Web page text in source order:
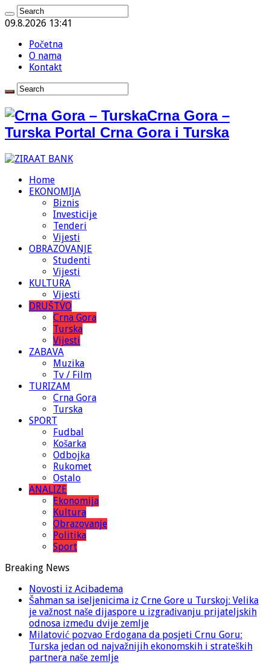
09.8.2026 13:41
Početna
O nama
Kontakt
Crna Gora –
Turska Portal Crna Gora i Turska
Home
EKONOMIJA
Biznis
Investicije
Tenderi
Vijesti
OBRAZOVANJE
Studenti
Vijesti
KULTURA
Vijesti
DRUŠTVO
Crna Gora
Turska
Vijesti
ZABAVA
Muzika
Tv / Film
TURIZAM
Crna Gora
Turska
SPORT
Fudbal
Košarka
Odbojka
Rukomet
Ostalo
ANALIZE
Ekonomija
Kultura
Obrazovanje
Politika
Sport
Breaking News
Novosti iz Acibadema
Šahman sa iseljenicima iz Crne Gore u Turskoj: Velika
je važnost naše dijaspore u izgrađivanju prijateljskih
odnosa između dvije zemlje
Milatović pozvao Erdogana da posjeti Crnu Goru:
Turska jedan od najvažnijih ekonomskih i strateških
partnera naše zemlje